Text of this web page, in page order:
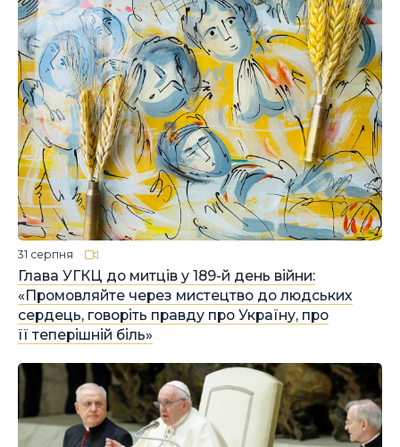
Глава УГКЦ до митців у 189-й день війни:
«Промовляйте через мистецтво до людських
сердець, говоріть правду про Україну, про
її теперішній біль»
31 серпня